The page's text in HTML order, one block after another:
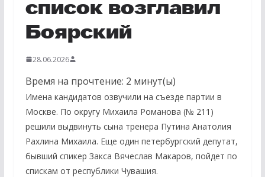
список возглавил
Боярский
28.06.2026
Время на прочтение: 2 минут(ы)
Имена кандидатов озвучили на съезде партии в
Москве. По округу Михаила Романова (№ 211)
решили выдвинуть сына тренера Путина Анатолия
Рахлина Михаила. Еще один петербургский депутат,
бывший спикер Закса Вячеслав Макаров, пойдет по
спискам от республики Чувашия.